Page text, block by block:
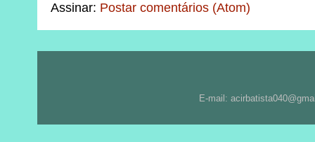
Assinar: Postar comentários (Atom)
E-mail: